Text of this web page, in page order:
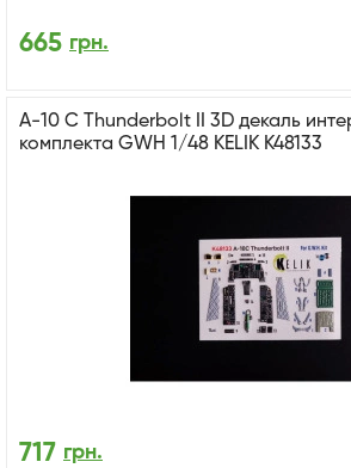
665 грн.
A-10 C Thunderbolt II 3D декаль
комплекта GWH 1/48 KELIK K48133
717 грн.